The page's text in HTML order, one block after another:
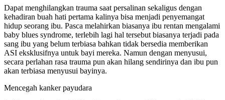
Dapat menghilangkan trauma saat persalinan sekaligus dengan
kehadiran buah hati pertama kalinya bisa menjadi penyemangat
hidup seorang ibu. Pasca melahirkan biasanya ibu rentan mengalami
baby blues syndrome, terlebih lagi hal tersebut biasanya terjadi pada
sang ibu yang belum terbiasa bahkan tidak bersedia memberikan
ASI eksklusifnya untuk bayi mereka. Namun dengan menyusui,
secara perlahan rasa trauma pun akan hilang sendirinya dan ibu pun
akan terbiasa menyusui bayinya.
Mencegah kanker payudara